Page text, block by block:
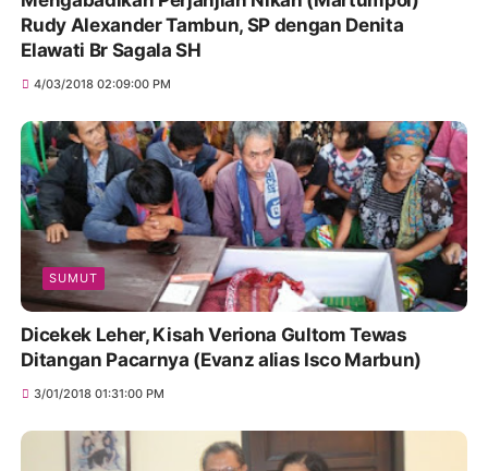
Rudy Alexander Tambun, SP dengan Denita
Elawati Br Sagala SH
4/03/2018 02:09:00 PM
SUMUT
Dicekek Leher, Kisah Veriona Gultom Tewas
Ditangan Pacarnya (Evanz alias Isco Marbun)
3/01/2018 01:31:00 PM